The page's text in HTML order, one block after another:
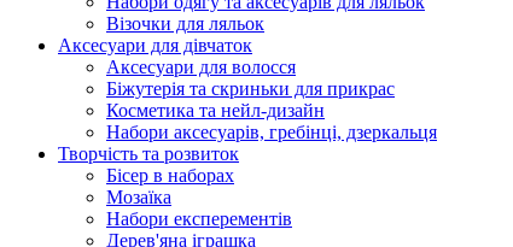
Візочки для ляльок
Аксесуари для дівчаток
Аксесуари для волосся
Біжутерія та скриньки для прикрас
Косметика та нейл-дизайн
Набори аксесуарів, гребінці, дзеркальця
Творчість та розвиток
Бісер в наборах
Мозаїка
Набори експерементів
Дерев'яна іграшка